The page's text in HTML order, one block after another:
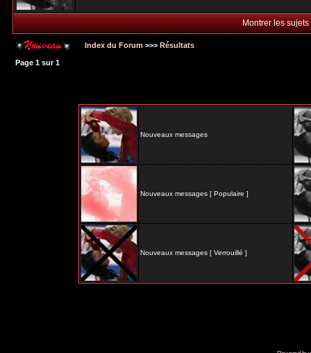
Montrer les
Index du Forum >>> Résultats
Page 1 sur1
Nouveaux messages
Nouveaux messages [ Populaire ]
Nouveaux messages [ Verrouillé ]